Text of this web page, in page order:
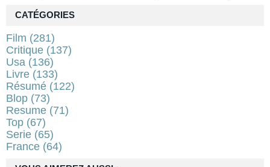
CATÉGORIES
Film (281)
Critique (137)
Usa (136)
Livre (133)
Résumé (122)
Blop (73)
Resume (71)
Top (67)
Serie (65)
France (64)